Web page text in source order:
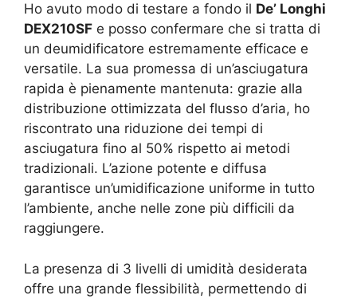
Ho avuto modo di testare a fondo il De’ Longhi
DEX210SF e posso confermare che si tratta di
un deumidificatore estremamente efficace e
versatile. La sua promessa di un’asciugatura
rapida è pienamente mantenuta: grazie alla
distribuzione ottimizzata del flusso d’aria, ho
riscontrato una riduzione dei tempi di
asciugatura fino al 50% rispetto ai metodi
tradizionali. L’azione potente e diffusa
garantisce un’umidificazione uniforme in tutto
l’ambiente, anche nelle zone più difficili da
raggiungere.
La presenza di 3 livelli di umidità desiderata
offre una grande flessibilità, permettendo di